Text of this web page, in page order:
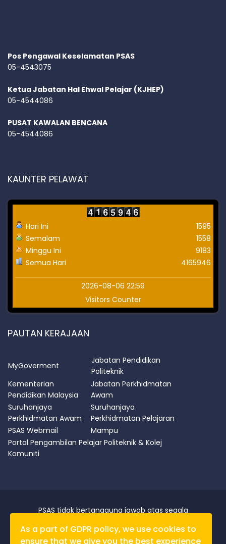
Pos Pengawal Keselamatan PSAS
05-4543075
Ketua Jabatan Hal Ehwal Pelajar (KJHEP)
05-4544086
PUSAT KAWALAN BENCANA
05-4544086
KAUNTER PELAWAT
Hari Ini
Semalam
Minggu Ini
Semua Hari
1595
1558
9183
4165946
2026-08-06 22:59
Visitors Counter
PAUTAN KERAJAAN
MyGoverment
Jabatan Pendidikan
Politeknik
Kementerian
Pendidikan Malaysia
Jabatan Perkhidmatan
Awam
Suruhanjaya
Perkhidmatan Awam
Suruhanjaya
Perkhidmatan Pelajaran
PSAS Webmail
Mampu
Portal Pengambilan Pelajar Politeknik & Kolej
Komuniti
PSAS tidak bertanggung jawab atas segala
diperolehi dari laman portal ini.
Penafian|Dasar Privasi|Dasar Keselamatan|Notis
As a part of GDPR policy, we use cookies to
ensure that we give you the best experience